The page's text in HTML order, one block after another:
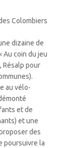
Colombiers
dizaine de
Au coin du jeu
Résalp pour
au vélo-
et de
et une
des
poursuivre la